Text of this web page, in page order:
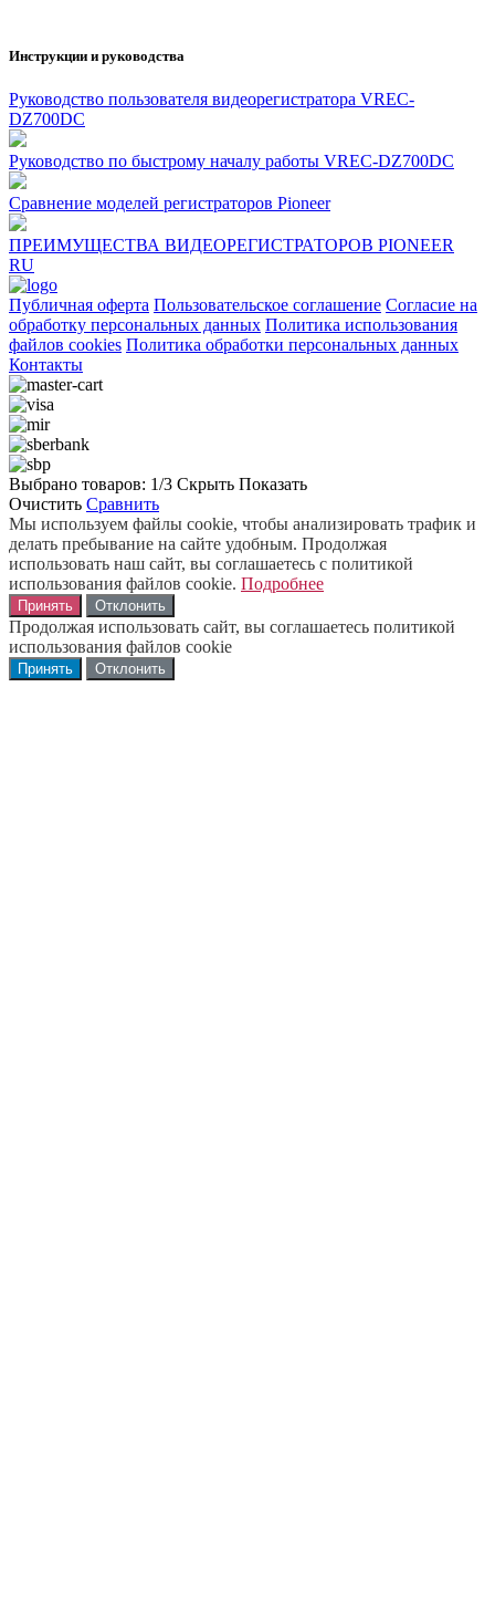
Инструкции и руководства
Руководство пользователя видеорегистратора VREC-
DZ700DC
Руководство по быстрому началу работы VREC-DZ700DC
Сравнение моделей регистраторов Pioneer
ПРЕИМУЩЕСТВА ВИДЕОРЕГИСТРАТОРОВ PIONEER
RU
Публичная оферта Пользовательское соглашение Согласие на
обработку персональных данных Политика использования
файлов cookies Политика обработки персональных данных
Контакты
Выбрано товаров: 1/3 Скрыть Показать
Очистить Сравнить
Мы используем файлы cookie, чтобы анализировать трафик и
делать пребывание на сайте удобным. Продолжая
использовать наш сайт, вы соглашаетесь с политикой
использования файлов cookie. Подробнее
Принять Отклонить
Продолжая использовать сайт, вы соглашаетесь политикой
использования файлов cookie
Принять Отклонить